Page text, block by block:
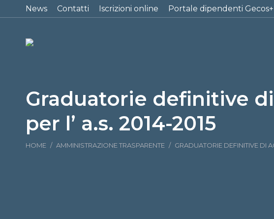
News Contatti Iscrizioni online Portale dipendenti Gecos+
Graduatorie definitive
per l’ a.s. 2014-2015
Tu sei qui:
HOME AMMINISTRAZIONE TRASPARENTE GRADUATORIE DEFINITIVE DI